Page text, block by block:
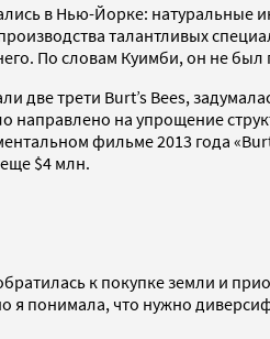
в Нью-Йорке:
талантливых
По словам Куимби, он не
две трети Burt’s Bees,
направлено на упрощение
фильме 2013 года
$4 млн.
к покупке земли и
понимала, что нужно